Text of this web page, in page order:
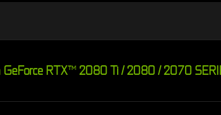
RTXTM2080 Ti / 2080 / 2070